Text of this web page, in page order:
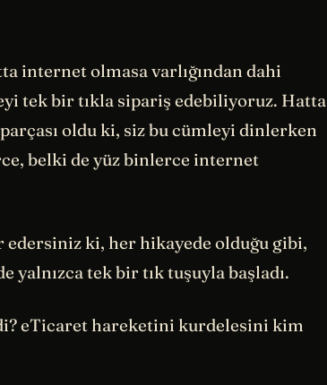
internet olmasa varlığından dahi
tek bir tıkla sipariş edebiliyoruz. Hatta
oldu ki, siz bu cümleyi dinlerken
belki de yüz binlerce internet
edersiniz ki, her hikayede olduğu gibi,
yalnızca tek bir tık tuşuyla başladı.
eTicaret hareketini kurdelesini kim